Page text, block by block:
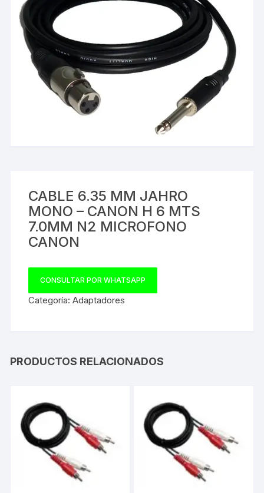
CABLE 6.35 MM JAHRO
MONO – CANON H 6 MTS
7.0MM N2 MICROFONO
CANON
CONSULTAR POR WHATSAPP
Categoría:Adaptadores
PRODUCTOS RELACIONADOS